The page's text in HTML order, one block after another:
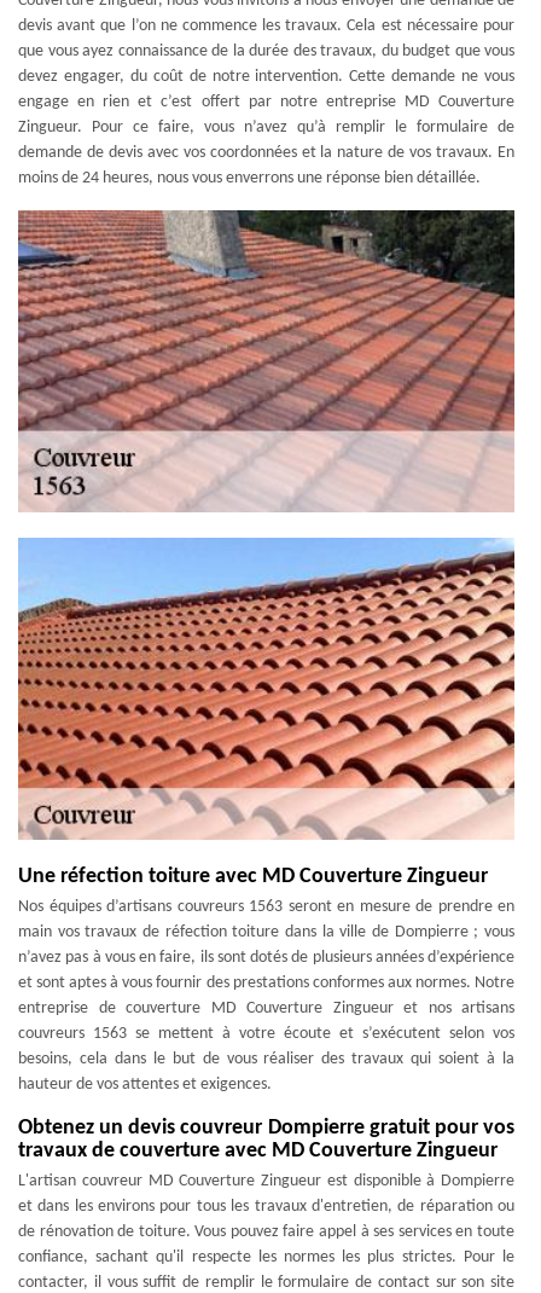
devis avant que l’on ne commence les travaux. Cela est nécessaire pour
que vous ayez connaissance de la durée des travaux, du budget que vous
devez engager, du coût de notre intervention. Cette demande ne vous
engage en rien et c’est offert par notre entreprise MD Couverture
Zingueur. Pour ce faire, vous n’avez qu’à remplir le formulaire de
demande de devis avec vos coordonnées et la nature de vos travaux. En
moins de 24 heures, nous vous enverrons une réponse bien détaillée.
Une réfection toiture avec MD Couverture Zingueur
Nos équipes d’artisans couvreurs 1563 seront en mesure de prendre en
main vos travaux de réfection toiture dans la ville de Dompierre ; vous
n’avez pas à vous en faire, ils sont dotés de plusieurs années d’expérience
et sont aptes à vous fournir des prestations conformes aux normes. Notre
entreprise de couverture MD Couverture Zingueur et nos artisans
couvreurs 1563 se mettent à votre écoute et s’exécutent selon vos
besoins, cela dans le but de vous réaliser des travaux qui soient à la
hauteur de vos attentes et exigences.
Obtenez un devis couvreur Dompierre gratuit pour vos
travaux de couverture avec MD Couverture Zingueur
L'artisan couvreur MD Couverture Zingueur est disponible à Dompierre
et dans les environs pour tous les travaux d'entretien, de réparation ou
de rénovation de toiture. Vous pouvez faire appel à ses services en toute
confiance, sachant qu'il respecte les normes les plus strictes. Pour le
contacter, il vous suffit de remplir le formulaire de contact sur son site